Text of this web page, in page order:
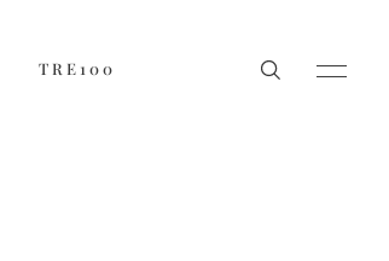
TRE100